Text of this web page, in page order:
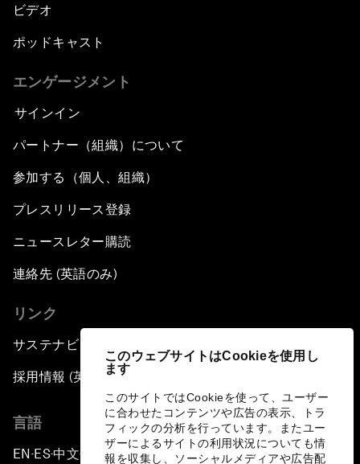
このウェブサイトはCookieを使用し
ます
このサイトではCookieを使って、ユーザー
に合わせたコンテンツや広告の表示、トラ
フィックの分析を行っています。またユー
ザーによるサイトの利用状況についても情
報を収集し、ソーシャルメディアや広告配
ビデオ
ポッドキャスト
エンゲージメント
サインイン
パートナー（組織）について
参加する（個人、組織）
プレスリリース登録
ニュースレター購読
連絡先 (英語のみ)
リンク
サステナビリティへの取り組み
採用情報 (英語のみ)
言語
EN ▪ ES▪中文▪ 日本語